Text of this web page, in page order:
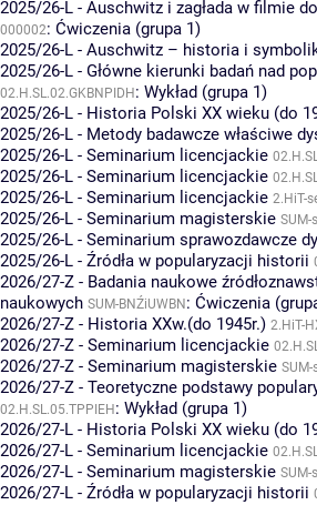
2025/26-L - Auschwitz i zagłada w filmie
000002: Ćwiczenia (grupa 1)
2025/26-L - Auschwitz – historia i
2025/26-L - Główne kierunki badań nad
02.H.SL.02.GKBNPIDH : Wykład (grupa 1)
2025/26-L - Historia Polski XX wieku (do
2025/26-L - Metody badawcze właściwe
2025/26-L - Seminarium licencjackie
2025/26-L - Seminarium licencjackie
2025/26-L - Seminarium licencjackie 2.HiT-
2025/26-L - Seminarium magisterskie SUM-
2025/26-L - Seminarium sprawozdawcze
2025/26-L - Źródła w popularyzacji historii
2026/27-Z - Badania naukowe
naukowych SUM-BNŹiUWBN : Ćwiczenia
2026/27-Z - Historia XXw.(do 1945r.) 2.HiT-
2026/27-Z - Seminarium licencjackie
2026/27-Z - Seminarium magisterskie SUM-
2026/27-Z - Teoretyczne podstawy
02.H.SL.05.TPPIEH : Wykład (grupa 1)
2026/27-L - Historia Polski XX wieku (do
2026/27-L - Seminarium licencjackie
2026/27-L - Seminarium magisterskie SUM-
2026/27-L - Źródła w popularyzacji historii